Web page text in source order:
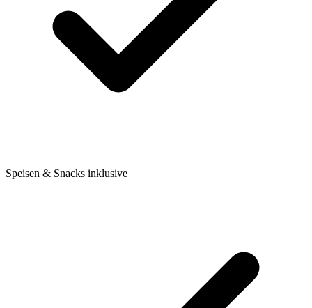
Speisen & Snacks inklusive